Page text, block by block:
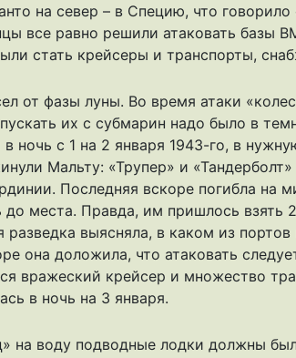
на север – в Специю, что
все равно решили атаковать базы
стать крейсеры и транспорты,
от фазы луны. Во время атаки
их с субмарин надо было в
ночь с 1 на 2 января 1943-го, в
Мальту: «Трупер» и
Последняя вскоре погибла на
до места. Правда, им пришлось взять
разведка выясняла, в каком из
она доложила, что атаковать
вражеский крейсер и множество
в ночь на 3 января.
на воду подводные лодки должны